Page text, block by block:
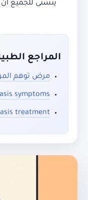
يتسنى للجميع
المراجع
مرض توهم
symptoms
treatment